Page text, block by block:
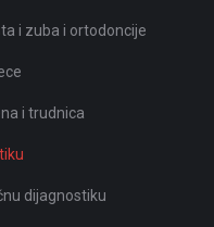
i zuba i ortodoncije
i trudnica
dijagnostiku